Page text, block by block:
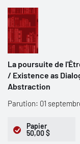
La poursuite de
/ Existence as
Abstraction
Parution: 01
Papier
50,00 $